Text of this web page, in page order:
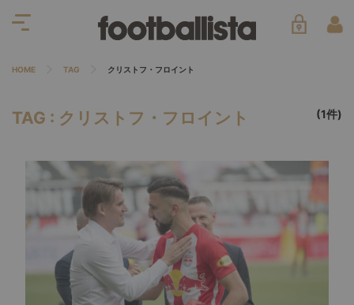
HOME TAG クリストフ・フロイント
TAG : クリストフ・フロイント (1件)